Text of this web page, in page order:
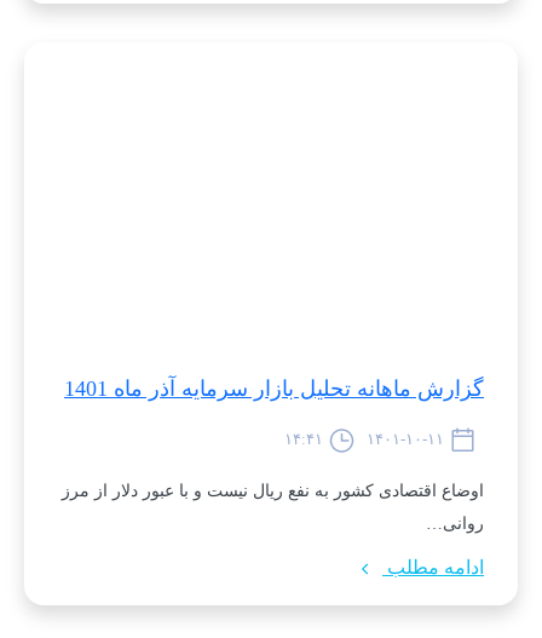
گزارش ماهانه تحلیل بازار سرمایه آذر ماه 1401
اوضاع اقتصادی کشور به نفع ریال نیست و با عبور دلار از مرز
روانی…
ادامه مطلب